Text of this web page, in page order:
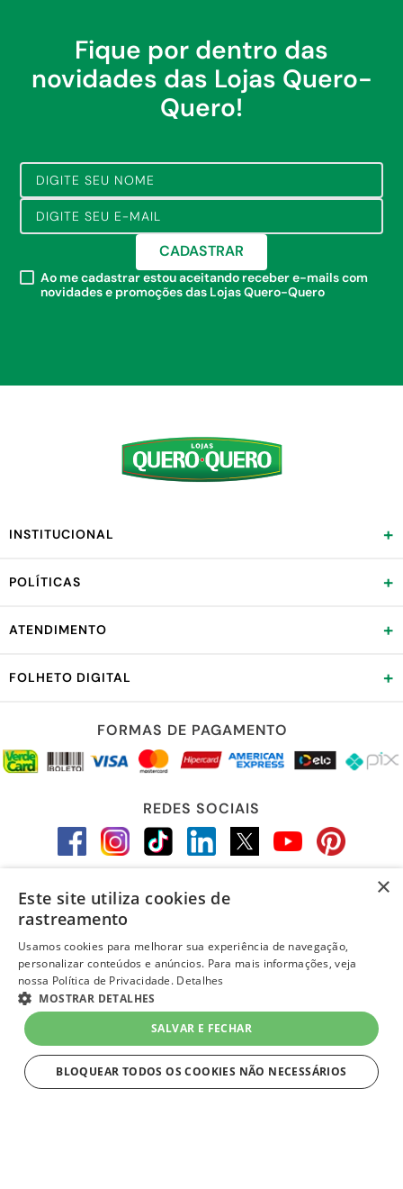
Fique por dentro das
novidades das Lojas Quero-
Quero!
CADASTRAR
Ao me cadastrar estou aceitando receber e-mails com
novidades e promoções das Lojas Quero-Quero
INSTITUCIONAL +
POLÍTICAS +
ATENDIMENTO +
FOLHETO DIGITAL +
FORMAS DE PAGAMENTO
REDES SOCIAIS
LOJA SEGURA
×
Este site utiliza cookies de
rastreamento
Usamos cookies para melhorar sua experiência de navegação,
personalizar conteúdos e anúncios. Para mais informações, veja
nossa Política de Privacidade. Detalhes
MOSTRAR DETALHES
SALVAR E FECHAR
BLOQUEAR TODOS OS COOKIES NÃO NECESSÁRIOS